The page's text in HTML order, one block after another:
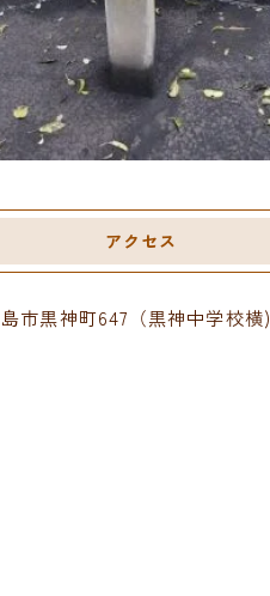
アクセス
市黒神町647（黒神中学校横)